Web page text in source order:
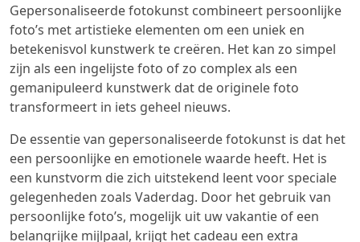
Gepersonaliseerde fotokunst combineert persoonlijke
foto’s met artistieke elementen om een uniek en
betekenisvol kunstwerk te creëren. Het kan zo simpel
zijn als een ingelijste foto of zo complex als een
gemanipuleerd kunstwerk dat de originele foto
transformeert in iets geheel nieuws.
De essentie van gepersonaliseerde fotokunst is dat het
een persoonlijke en emotionele waarde heeft. Het is
een kunstvorm die zich uitstekend leent voor speciale
gelegenheden zoals Vaderdag. Door het gebruik van
persoonlijke foto’s, mogelijk uit uw vakantie of een
belangrijke mijlpaal, krijgt het cadeau een extra